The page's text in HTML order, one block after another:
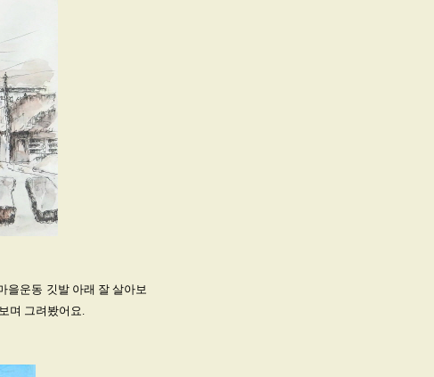
을운동 깃발 아래 잘 살아보
며 그려봤어요.